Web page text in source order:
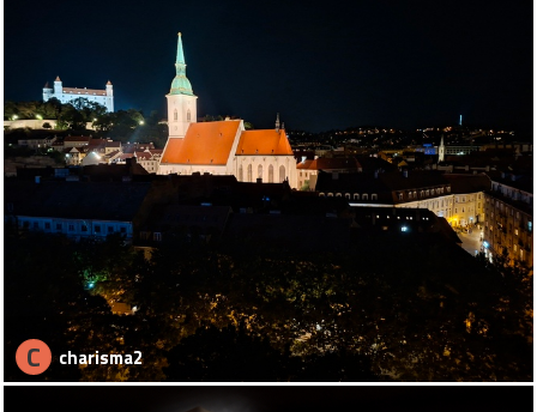
C charisma2